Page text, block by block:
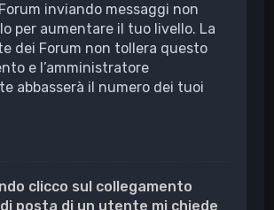
inviando messaggi non
per aumentare il tuo livello. La
dei Forum non tollera questo
e l’amministratore
abbasserà il numero dei tuoi
clicco sul collegamento
di posta di un utente mi chiede